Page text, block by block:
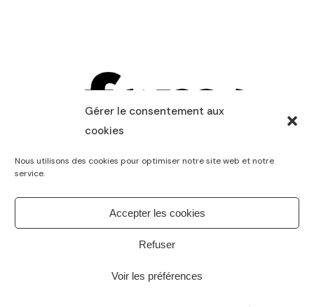
Gérer le consentement aux
cookies
Nous utilisons des cookies pour optimiser notre site web et notre
service.
Accepter les cookies
Refuser
Voir les préférences